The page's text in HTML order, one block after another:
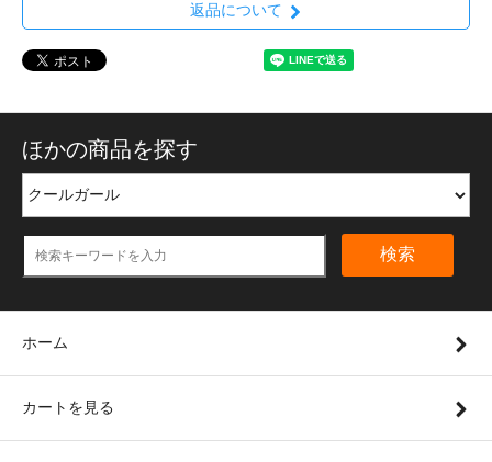
返品について
ほかの商品を探す
検索
ホーム
カートを見る